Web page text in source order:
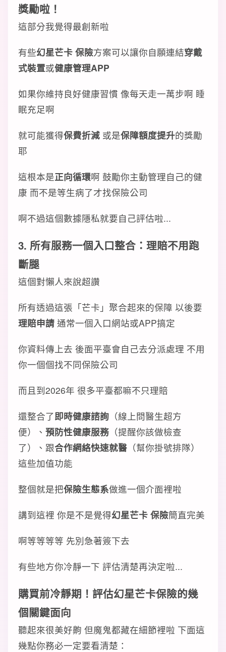
獎勵啦！
這部分我覺得最創新啦
有些幻星芒卡 保險方案可以讓你自願連結穿戴
式裝置或健康管理APP
如果你維持良好健康習慣 像每天走一萬步啊 睡
眠充足啊
就可能獲得保費折減 或是保障額度提升的獎勵
耶
這根本是正向循環啊 鼓勵你主動管理自己的健
康 而不是等生病了才找保險公司
啊不過這個數據隱私就要自己評估啦...
3. 所有服務一個入口整合：理賠不用跑
斷腿
這個對懶人來說超讚
所有透過這張「芒卡」聚合起來的保障 以後要
理賠申請 通常一個入口網站或APP搞定
你資料傳上去 後面平臺會自己去分派處理 不用
你一個個找不同保險公司
而且到2026年 很多平臺都嘛不只理賠
還整合了即時健康諮詢 （線上問醫生超方
便）、 預防性健康服務 （提醒你該做檢查
了）、跟合作網絡快速就醫 （幫你掛號排隊）
這些加值功能
整個就是把保險生態系做進一個介面裡啦
講到這裡 你是不是覺得幻星芒卡 保險簡直完美
啊等等等等 先別急著簽下去
有些地方你冷靜一下 評估清楚再決定啦...
購買前冷靜期！評估幻星芒卡保險的幾
個關鍵面向
聽起來很美好齁 但魔鬼都藏在細節裡啦 下面這
幾點你務必一定要看清楚：